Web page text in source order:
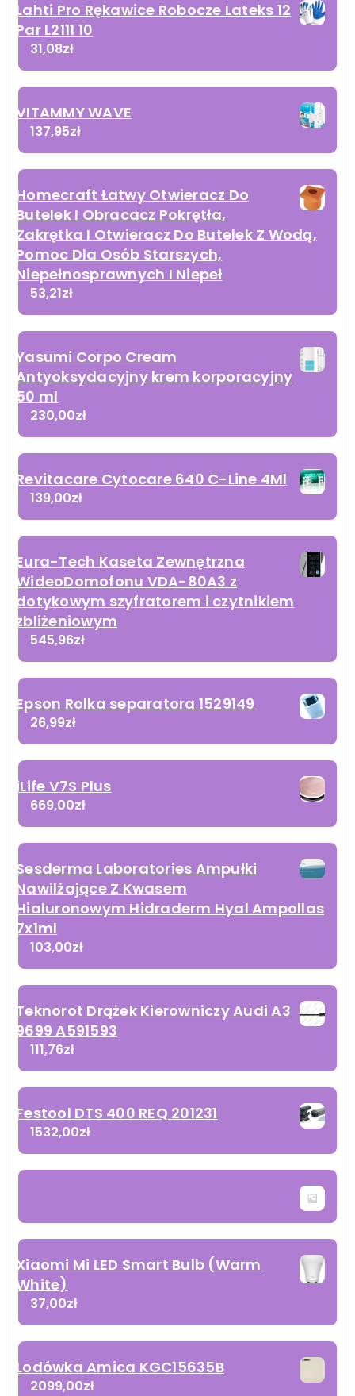
Lahti Pro Rękawice Robocze Lateks 12
Par L2111 10
31,08zł
VITAMMY WAVE
137,95zł
Homecraft Łatwy Otwieracz Do
Butelek I Obracacz Pokrętła,
Zakrętka I Otwieracz Do Butelek Z Wodą,
Pomoc Dla Osób Starszych,
Niepełnosprawnych I Niepeł
53,21zł
Yasumi Corpo Cream
Antyoksydacyjny krem korporacyjny
50 ml
230,00zł
Revitacare Cytocare 640 C-Line 4Ml
139,00zł
Eura-Tech Kaseta Zewnętrzna
WideoDomofonu VDA-80A3 z
dotykowym szyfratorem i czytnikiem
zbliżeniowym
545,96zł
Epson Rolka separatora 1529149
26,99zł
iLife V7S Plus
669,00zł
Sesderma Laboratories Ampułki
Nawilżające Z Kwasem
Hialuronowym Hidraderm Hyal Ampollas
7x1ml
103,00zł
Teknorot Drążek Kierowniczy Audi A3
9699 A591593
111,76zł
Festool DTS 400 REQ 201231
1532,00zł
Xiaomi Mi LED Smart Bulb (Warm
White)
37,00zł
Lodówka Amica KGC15635B
2099,00zł